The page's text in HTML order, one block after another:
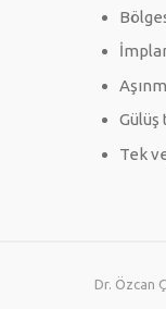
Gülüş
Tek
Dr. Özcan